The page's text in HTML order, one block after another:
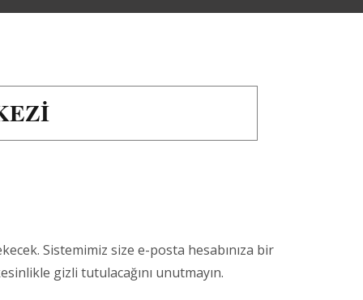
Sistemimiz size e-posta hesabınıza bir
gizli tutulacağını unutmayın.